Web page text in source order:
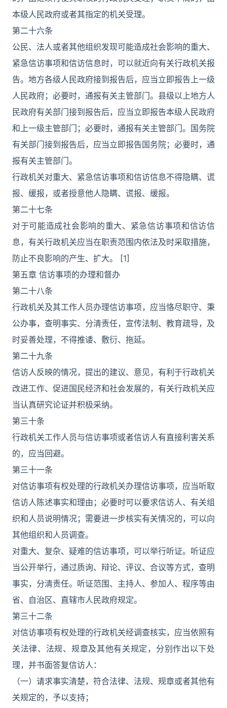
本级人民政府或者其指定的机关受理。
第二十六条
公民、法人或者其他组织发现可能造成社会影响的重大、
紧急信访事项和信访信息时，可以就近向有关行政机关报
告。地方各级人民政府接到报告后，应当立即报告上一级
人民政府；必要时，通报有关主管部门。县级以上地方人
民政府有关部门接到报告后，应当立即报告本级人民政府
和上一级主管部门；必要时，通报有关主管部门。国务院
有关部门接到报告后，应当立即报告国务院；必要时，通
报有关主管部门。
行政机关对重大、紧急信访事项和信访信息不得隐瞒、谎
报、缓报，或者授意他人隐瞒、谎报、缓报。
第二十七条
对于可能造成社会影响的重大、紧急信访事项和信访信
息，有关行政机关应当在职责范围内依法及时采取措施，
防止不良影响的产生、扩大。 [1]
第五章 信访事项的办理和督办
第二十八条
行政机关及其工作人员办理信访事项，应当恪尽职守、秉
公办事，查明事实、分清责任，宣传法制、教育疏导，及
时妥善处理，不得推诿、敷衍、拖延。
第二十九条
信访人反映的情况，提出的建议、意见，有利于行政机关
改进工作、促进国民经济和社会发展的，有关行政机关应
当认真研究论证并积极采纳。
第三十条
行政机关工作人员与信访事项或者信访人有直接利害关系
的，应当回避。
第三十一条
对信访事项有权处理的行政机关办理信访事项，应当听取
信访人陈述事实和理由；必要时可以要求信访人、有关组
织和人员说明情况；需要进一步核实有关情况的，可以向
其他组织和人员调查。
对重大、复杂、疑难的信访事项，可以举行听证。听证应
当公开举行，通过质询、辩论、评议、合议等方式，查明
事实，分清责任。听证范围、主持人、参加人、程序等由
省、自治区、直辖市人民政府规定。
第三十二条
对信访事项有权处理的行政机关经调查核实，应当依照有
关法律、法规、规章及其他有关规定，分别作出以下处
理，并书面答复信访人：
（一）请求事实清楚，符合法律、法规、规章或者其他有
关规定的，予以支持；